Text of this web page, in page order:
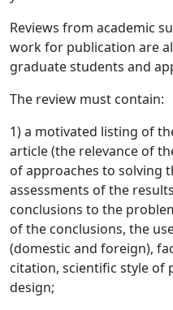
Reviews from academic
work for publication are
graduate students and
The review must contain:
1) a motivated listing of
article (the relevance of
of approaches to solving
assessments of the
conclusions to the
of the conclusions, the
(domestic and foreign),
citation, scientific style
design;